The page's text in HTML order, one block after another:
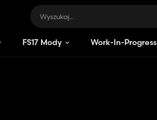
FS17 Mody Work-In-Progress